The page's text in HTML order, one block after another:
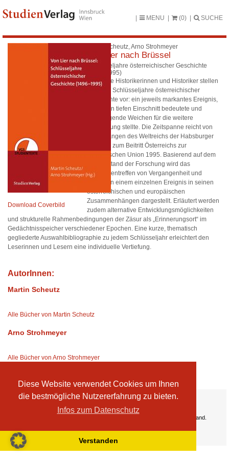
Diese Website verwendet Cookies um Ihnen
die bestmögliche Nutzererfahrung zu bieten.
Infos zum Datenschutz
Verstanden
MENU (0) SUCHE
Download Coverbild
Martin Scheutz, Arno Strohmeyer
Von Lier nach Brüssel
Schlüsseljahre österreichischer Geschichte
(1496-1995)
Namhafte Historikerinnen und Historiker stellen
vierzehn Schlüsseljahre österreichischer
Geschichte vor: ein jeweils markantes Ereignis,
das einen tiefen Einschnitt bedeutete und
grundlegende Weichen für die weitere
Entwicklung stellte. Die Zeitspanne reicht von
den Anfängen des Weltreichs der Habsburger
1496 bis zum Beitritt Österreichs zur
Europäischen Union 1995. Basierend auf dem
letzten Stand der Forschung wird das
Zusammentreffen von Vergangenheit und
Zukunft in einem einzelnen Ereignis in seinen
österreichischen und europäischen
Zusammenhängen dargestellt. Erläutert werden
zudem alternative Entwicklungsmöglichkeiten
und strukturelle Rahmenbedingungen der Zäsur als „Erinnerungsort“ im
Gedächtnisspeicher verschiedener Epochen. Eine kurze, thematisch
gegliederte Auswahlbibliographie zu jedem Schlüsseljahr erleichtert den
Leserinnen und Lesern eine individuelle Vertiefung.
AutorInnen:
Martin Scheutz
Alle Bücher von Martin Scheutz
Arno Strohmeyer
Alle Bücher von Arno Strohmeyer
Ihre Vorteile:
Wir liefern kostenlos ab EUR 50,- Bestellwert nach Österreich und Deutschland.
Wir akzeptieren Kreditkarte, PayPal, Sofortüberweisung